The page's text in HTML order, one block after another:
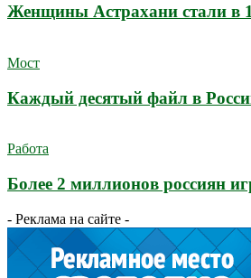
Женщины Астрахани стали в
Мост
Каждый десятый файл в
Работа
Более 2 миллионов россиян
- Реклама на сайте -